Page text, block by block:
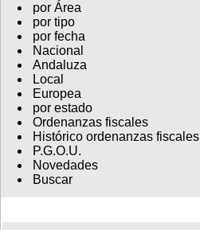
por Área
por tipo
por fecha
Nacional
Andaluza
Local
Europea
por estado
Ordenanzas fiscales
Histórico ordenanzas fiscales
P.G.O.U.
Novedades
Buscar